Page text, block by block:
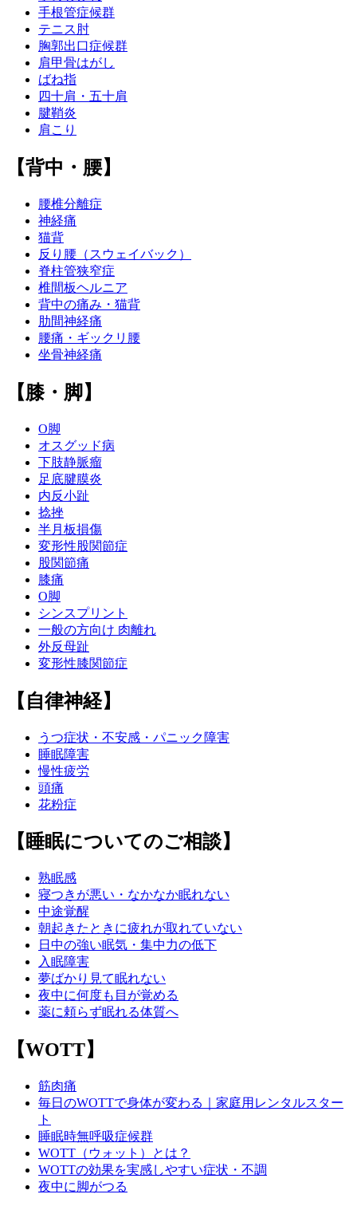
手根管症候群
テニス肘
胸郭出口症候群
肩甲骨はがし
ばね指
四十肩・五十肩
腱鞘炎
肩こり
【背中・腰】
腰椎分離症
神経痛
猫背
反り腰（スウェイバック）
脊柱管狭窄症
椎間板ヘルニア
背中の痛み・猫背
肋間神経痛
腰痛・ギックリ腰
坐骨神経痛
【膝・脚】
O脚
オスグッド病
下肢静脈瘤
足底腱膜炎
内反小趾
捻挫
半月板損傷
変形性股関節症
股関節痛
膝痛
O脚
シンスプリント
一般の方向け 肉離れ
外反母趾
変形性膝関節症
【自律神経】
うつ症状・不安感・パニック障害
睡眠障害
慢性疲労
頭痛
花粉症
【睡眠についてのご相談】
熟眠感
寝つきが悪い・なかなか眠れない
中途覚醒
朝起きたときに疲れが取れていない
日中の強い眠気・集中力の低下
入眠障害
夢ばかり見て眠れない
夜中に何度も目が覚める
薬に頼らず眠れる体質へ
【WOTT】
筋肉痛
毎日のWOTTで身体が変わる｜家庭用レンタルスター
ト
睡眠時無呼吸症候群
WOTT（ウォット）とは？
WOTTの効果を実感しやすい症状・不調
夜中に脚がつる